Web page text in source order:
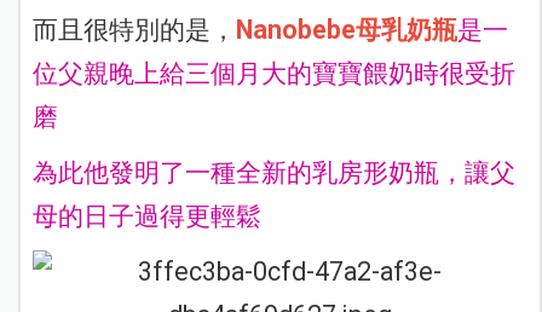
而且很特別的是， Nanobebe母乳奶瓶是一
位父親晚上給三個月大的寶寶餵奶時很受折
磨
為此他發明了一種全新的乳房形奶瓶，讓父
母的日子過得更輕鬆